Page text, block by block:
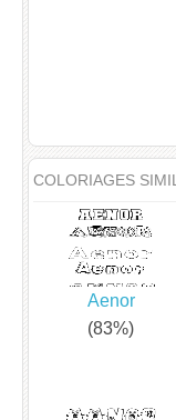
COLORIAGES
Aenor
(83%)